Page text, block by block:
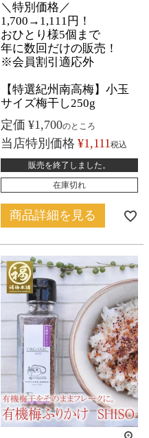
＼特別価格／
1,700→1,111円！
おひとり様5個まで
年に数回だけの販売！
※会員割引適応外
【特選紀州南高梅】小玉
サイズ梅干し250g
定価 ¥1,700のところ
当店特別価格 ¥1,111税込
販売を終了しました。
在庫切れ
商品詳細を見る